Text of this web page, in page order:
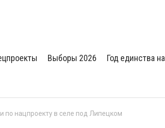
Выборы 2026 Год единства
по нацпроекту в селе под Липецком